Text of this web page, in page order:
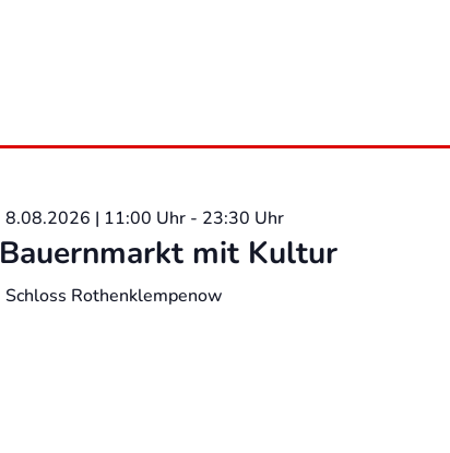
Bauernmarkt mit Kultur
8.08.2026 | 11:00 Uhr- 23:30 Uhr
Schloss Rothenklempenow